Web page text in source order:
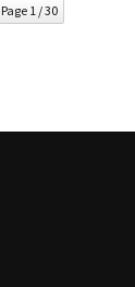
Page 1 / 30